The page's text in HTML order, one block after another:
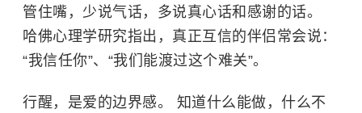
管住嘴，少说气话，多说真心话和感谢的话。
哈佛心理学研究指出，真正互信的伴侣常会说：
“我信任你”、“我们能渡过这个难关”。
行醒，是爱的边界感。 知道什么能做，什么不